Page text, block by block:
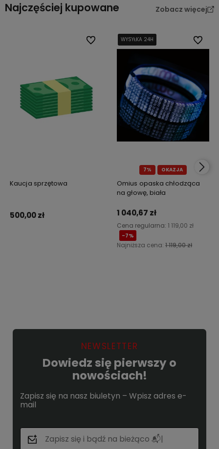
Najczęściej kupowane Zobacz więcej
Kaucja sprzętowa
500,00 zł
Do ulubionych
7% OKAZJA
WYSYŁKA 24H
WYSYŁKA 24H
WYSYŁKA 24H
WYSYŁKA 24H
Omius opaska chłodząca
na głowę, biała
1 040,67 zł
Cena regularna: 1 119,00 zł
-7%
Najniższa cena: 1 119,00 zł
Do
NEWSLETTER
Dowiedz się pierwszy o
nowościach!
Zapisz się na nasz biuletyn – Wpisz adres e-
mail